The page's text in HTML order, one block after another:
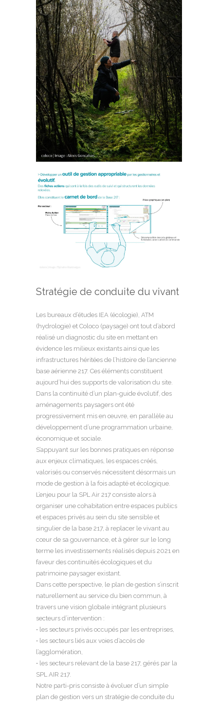
Stratégie de conduite du vivant
Les bureaux d’études IEA (écologie), ATM
(hydrologie) et Coloco (paysage) ont tout d’abord
réalisé un diagnostic du site en mettant en
évidence les milieux existants ainsi que les
infrastructures héritées de l’histoire de l’ancienne
base aérienne 217. Ces éléments constituent
aujourd’hui des supports de valorisation du site.
Dans la continuité d’un plan-guide évolutif, des
aménagements paysagers ont été
progressivement mis en œuvre, en parallèle au
développement d’une programmation urbaine,
économique et sociale.
S’appuyant sur les bonnes pratiques en réponse
aux enjeux climatiques, les espaces créés,
valorisés ou conservés nécessitent désormais un
mode de gestion à la fois adapté et écologique.
L’enjeu pour la SPL Air 217 consiste alors à
organiser une cohabitation entre espaces publics
et espaces privés au sein du site sensible et
singulier de la base 217, à replacer le vivant au
cœur de sa gouvernance, et à gérer sur le long
terme les investissements réalisés depuis 2021 en
faveur des continuités écologiques et du
patrimoine paysager existant.
Dans cette perspective, le plan de gestion s’inscrit
naturellement au service du bien commun, à
travers une vision globale intégrant plusieurs
secteurs d’intervention :
• les secteurs privés occupés par les entreprises,
• les secteurs liés aux voies d’accès de
l’agglomération,
• les secteurs relevant de la base 217, gérés par la
SPL AIR 217.
Notre parti-pris consiste à évoluer d’un simple
plan de gestion vers un stratégie de conduite du